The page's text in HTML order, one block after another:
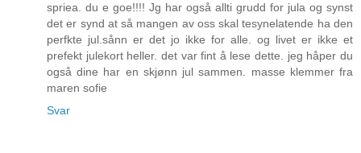
spriea. du e goe!!!! Jg har også allti grudd for jula og synst
det er synd at så mangen av oss skal tesynelatende ha den
perfkte jul.sånn er det jo ikke for alle. og livet er ikke et
prefekt julekort heller. det var fint å lese dette. jeg håper du
også dine har en skjønn jul sammen. masse klemmer fra
maren sofie
Svar